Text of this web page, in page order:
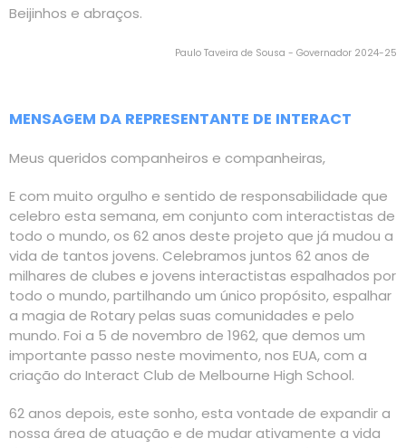
Beijinhos e abraços.
Paulo Taveira de Sousa - Governador 2024-25
MENSAGEM DA REPRESENTANTE DE INTERACT
Meus queridos companheiros e companheiras,
E com muito orgulho e sentido de responsabilidade que
celebro esta semana, em conjunto com interactistas de
todo o mundo, os 62 anos deste projeto que já mudou a
vida de tantos jovens. Celebramos juntos 62 anos de
milhares de clubes e jovens interactistas espalhados por
todo o mundo, partilhando um único propósito, espalhar
a magia de Rotary pelas suas comunidades e pelo
mundo. Foi a 5 de novembro de 1962, que demos um
importante passo neste movimento, nos EUA, com a
criação do Interact Club de Melbourne High School.
62 anos depois, este sonho, esta vontade de expandir a
nossa área de atuação e de mudar ativamente a vida